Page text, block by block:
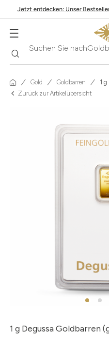
Jetzt entdecken: Unser
Suchen Sie nach
Gold Goldbarren
1
Zurück zur Artikelübersicht
1 g Degussa Goldbarren